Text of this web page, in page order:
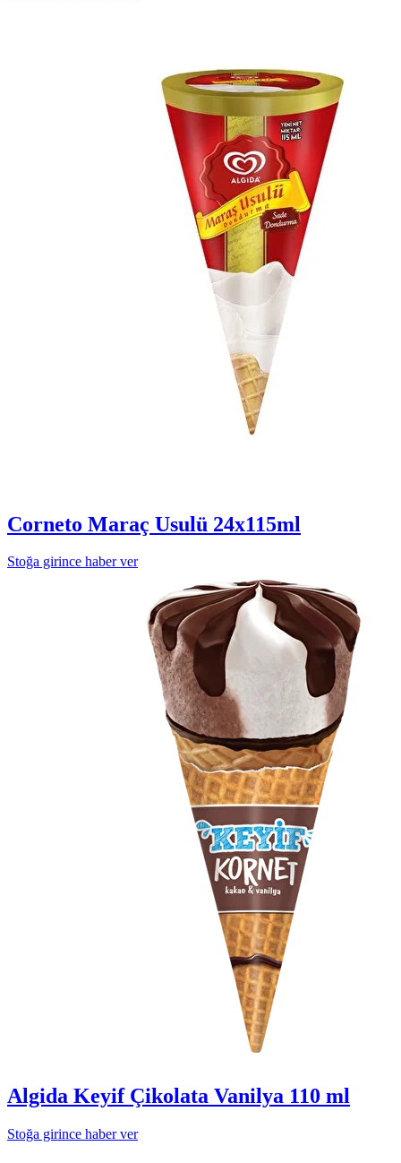
Corneto Maraç Usulü 24x115ml
Stoğa girince haber ver
Algida Keyif Çikolata Vanilya 110 ml
Stoğa girince haber ver